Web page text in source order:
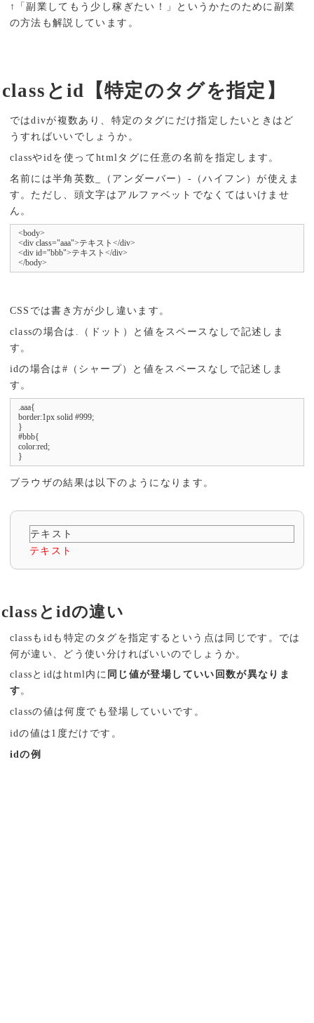
↑「副業してもう少し稼ぎたい！」というかたのために副業
の方法も解説しています。
classとid【特定のタグを指定】
ではdivが複数あり、特定のタグにだけ指定したいときはど
うすればいいでしょうか。
classやidを使ってhtmlタグに任意の名前を指定します。
名前には半角英数_（アンダーバー）-（ハイフン）が使えま
す。ただし、頭文字はアルファベットでなくてはいけませ
ん。
<body>
<div class="aaa">テキスト</div>
<div id="bbb">テキスト</div>
</body>
CSSでは書き方が少し違います。
classの場合は.（ドット）と値をスペースなしで記述しま
す。
idの場合は#（シャープ）と値をスペースなしで記述しま
す。
.aaa{
border:1px solid #999;
}
#bbb{
color:red;
ブラウザの結果は以下のようになります。
テキスト
テキスト
classとidの違い
classもidも特定のタグを指定するという点は同じです。では
何が違い、どう使い分ければいいのでしょうか。
classとidはhtml内に 同じ値が登場していい回数が異なりま
す。
classの値は何度でも登場していいです。
idの値は1度だけです。
idの例